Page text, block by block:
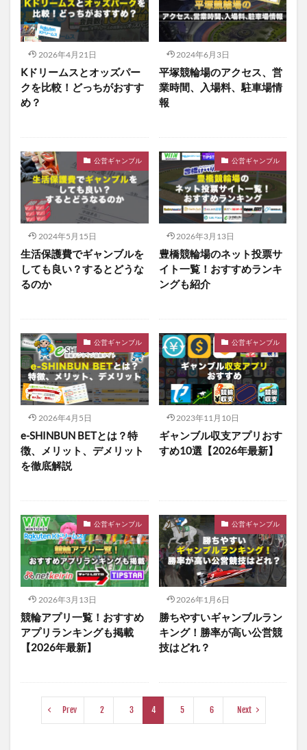
2026年4月21日
Kドリームスとオッズパー
クを比較！どっちがおすす
め？
2024年6月3日
平塚競輪場のアクセス、営
業時間、入場料、駐車場情
報
公営ギャンブル
2024年5月15日
生活保護費でギャンブルを
しても良い？するとどうな
るのか
公営ギャンブル
2026年3月13日
豊橋競輪場のネット投票サ
イト一覧！おすすめランキ
ングも紹介
公営ギャンブル
2026年4月5日
e-SHINBUN BETとは？特
徴、メリット、デメリット
を徹底解説
公営ギャンブル
2023年11月10日
ギャンブル収支アプリおす
すめ10選【2026年最新】
公営ギャンブル
2026年3月13日
競輪アプリ一覧！おすすめ
アプリランキングも掲載
【2026年最新】
公営ギャンブル
2026年1月6日
勝ちやすいギャンブルラン
キング！勝率が高い公営競
技はどれ？
Prev 2 3 4 5 6 Next